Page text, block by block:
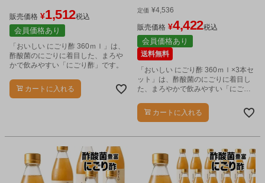
販売価格 ¥1,512税込
会員価格あり
「おいしい にごり酢 360ｍｌ」は、
酢酸菌のにごりに着目した、まろや
かで飲みやすい「にごり酢」です。
カートに入れる
定価 ¥4,536
販売価格 ¥4,422税込
会員価格あり
送料無料
「おいしい にごり酢 360ｍｌ×3本セ
ット」は、酢酸菌のにごりに着目し
た、まろやかで飲みやすい「にごり
カートに入れる